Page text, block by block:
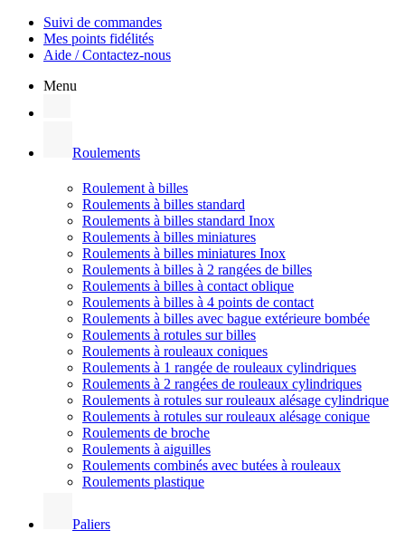
Suivi de commandes
Mes points fidélités
Aide / Contactez-nous
Menu
Roulements
Roulement à billes
Roulements à billes standard
Roulements à billes standard Inox
Roulements à billes miniatures
Roulements à billes miniatures Inox
Roulements à billes à 2 rangées de billes
Roulements à billes à contact oblique
Roulements à billes à 4 points de contact
Roulements à billes avec bague extérieure bombée
Roulements à rotules sur billes
Roulements à rouleaux coniques
Roulements à 1 rangée de rouleaux cylindriques
Roulements à 2 rangées de rouleaux cylindriques
Roulements à rotules sur rouleaux alésage cylindrique
Roulements à rotules sur rouleaux alésage conique
Roulements de broche
Roulements à aiguilles
Roulements combinés avec butées à rouleaux
Roulements plastique
Paliers